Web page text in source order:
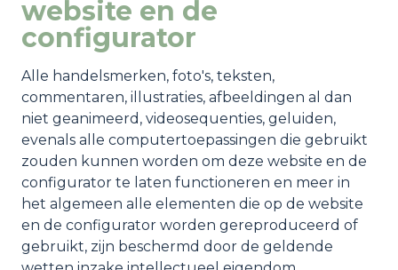
website en de
configurator
Alle handelsmerken, foto's, teksten,
commentaren, illustraties, afbeeldingen al dan
niet geanimeerd, videosequenties, geluiden,
evenals alle computertoepassingen die gebruikt
zouden kunnen worden om deze website en de
configurator te laten functioneren en meer in
het algemeen alle elementen die op de website
en de configurator worden gereproduceerd of
gebruikt, zijn beschermd door de geldende